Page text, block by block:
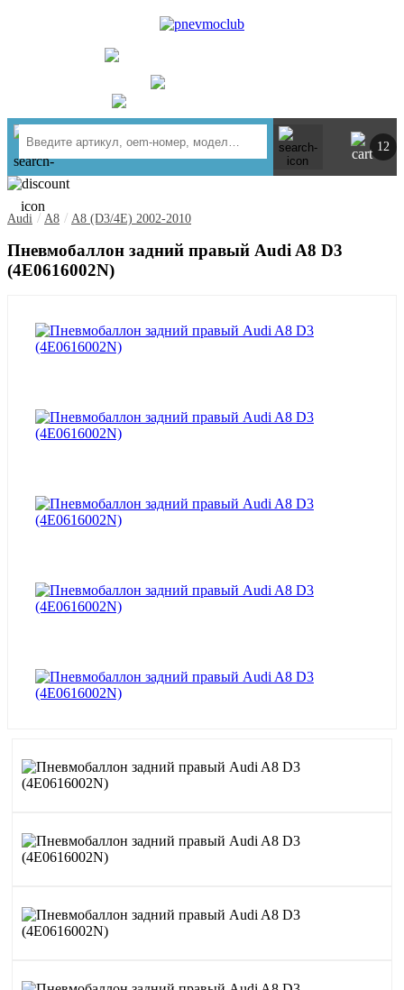
12
Audi / A8 / A8 (D3/4E) 2002-2010
Пневмобаллон задний правый Audi A8 D3
(4E0616002N)